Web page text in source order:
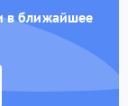
в ближайшее